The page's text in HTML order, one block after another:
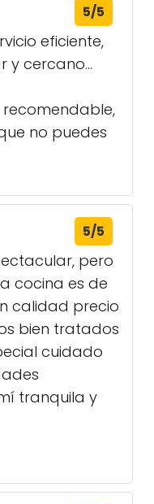
5/5
eficiente,
y cercano…
no puedes
5/5
pero
cocina es de
calidad precio
bien tratados
cuidado
tranquila y